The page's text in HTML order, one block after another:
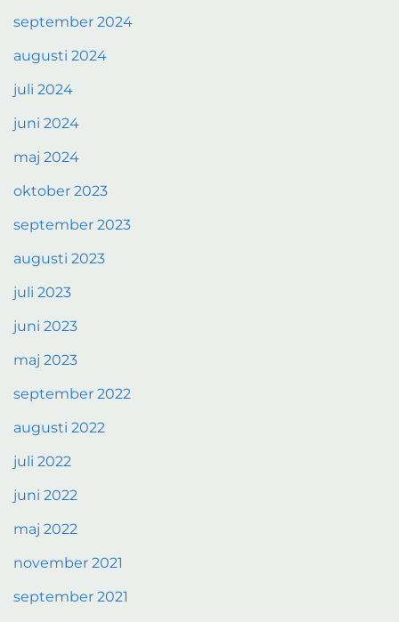
september 2024
augusti 2024
juli 2024
juni 2024
maj 2024
oktober 2023
september 2023
augusti 2023
juli 2023
juni 2023
maj 2023
september 2022
augusti 2022
juli 2022
juni 2022
maj 2022
november 2021
september 2021